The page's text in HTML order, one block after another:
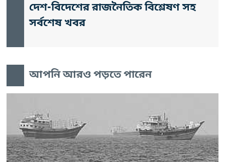
দেশ-বিদেশের রাজনৈতিক বিশ্লেষণ সহ
সর্বশেষ খবর
আপনি আরও পড়তে পারেন